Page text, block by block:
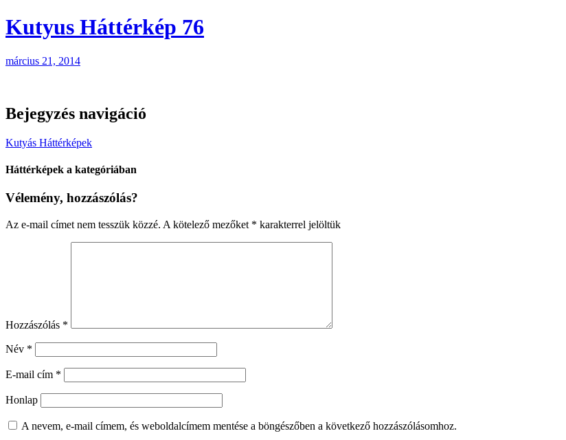
Kutyus Háttérkép 76
március 21, 2014
Bejegyzés navigáció
Kutyás Háttérképek
Háttérképek a kategóriában
Vélemény, hozzászólás?
Az e-mail címet nem tesszük közzé. A kötelező mezőket * karakterrel jelöltük
Hozzászólás *
Név *
E-mail cím *
Honlap
A nevem, e-mail címem, és weboldalcímem mentése a böngészőben a következő hozzászólásomhoz.